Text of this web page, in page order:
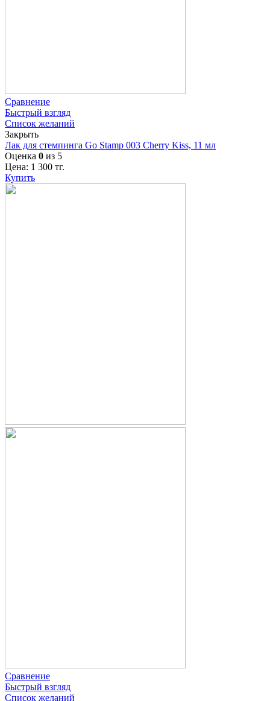
Сравнение
Быстрый взгляд
Список желаний
Закрыть
Лак для стемпинга Go Stamp 003 Cherry Kiss, 11 мл
Оценка 0 из 5
Цена: 1 300 тг.
Купить
Сравнение
Быстрый взгляд
Список желаний